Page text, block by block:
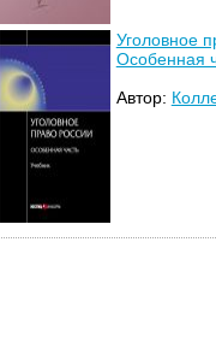
Уголовное
Особенная
Автор: